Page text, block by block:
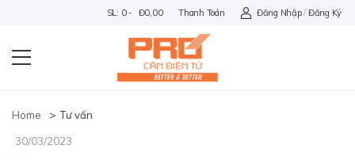
SL: 0 - Đ0,00 Thanh Toán Đăng Nhập / Đăng Ký
Home >Tư vấn
30/03/2023